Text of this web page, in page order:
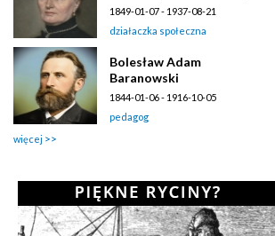
1849-01-07 - 1937-08-21
działaczka społeczna
Bolesław Adam
Baranowski
1844-01-06 - 1916-10-05
pedagog
więcej